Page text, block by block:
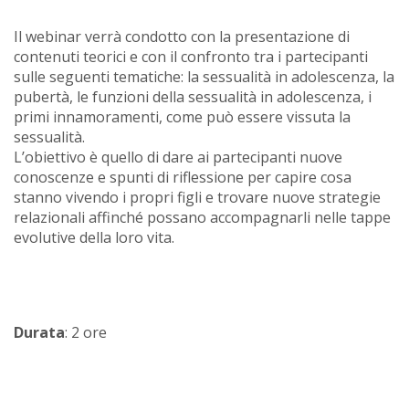
Il webinar verrà condotto con la presentazione di
contenuti teorici e con il confronto tra i partecipanti
sulle seguenti tematiche: la sessualità in adolescenza, la
pubertà, le funzioni della sessualità in adolescenza, i
primi innamoramenti, come può essere vissuta la
sessualità.
L’obiettivo è quello di dare ai partecipanti nuove
conoscenze e spunti di riflessione per capire cosa
stanno vivendo i propri figli e trovare nuove strategie
relazionali affinché possano accompagnarli nelle tappe
evolutive della loro vita.
Durata: 2 ore